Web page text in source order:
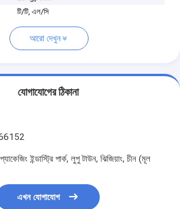
টি/টি, এল/সি
আরো দেখুন
যোগাযোগের ঠিকানা
ইন্ডাস্ট্রি পার্ক, লুপু টাউন, ঝিজিয়াং, চীন (মূল
এখন যোগাযোগ